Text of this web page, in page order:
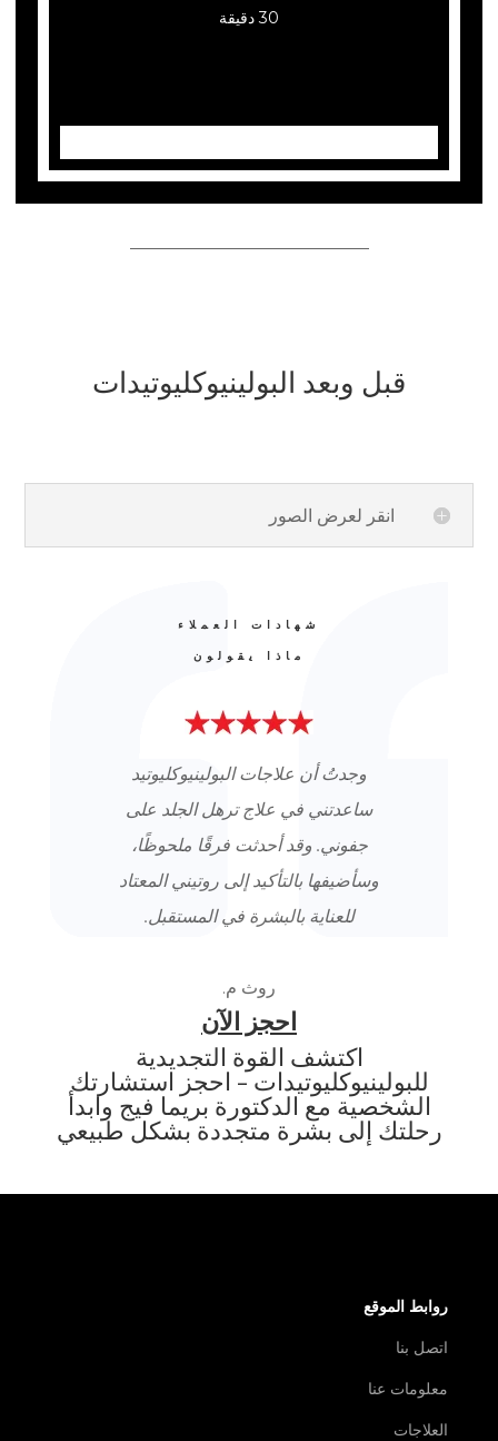
30 دقيقة
قبل وبعد البولينيوكليوتيدات
انقر لعرض الصور
شهادات العملاء
ماذا يقولون
وجدتُ أن علاجات البولينيوكليوتيد
ساعدتني في علاج ترهل الجلد على
جفوني. وقد أحدثت فرقًا ملحوظًا،
وسأضيفها بالتأكيد إلى روتيني المعتاد
للعناية بالبشرة في المستقبل.
روث م.
احجز الآن
اكتشف القوة التجديدية
للبولينيوكليوتيدات - احجز استشارتك
الشخصية مع الدكتورة بريما فيج وابدأ
رحلتك إلى بشرة متجددة بشكل طبيعي
روابط الموقع
اتصل بنا
معلومات عنا
العلاجات